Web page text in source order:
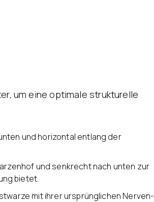
um eine optimale strukturelle
und horizontal entlang der
und senkrecht nach unten zur
bietet.
mit ihrer ursprünglichen Nerven-